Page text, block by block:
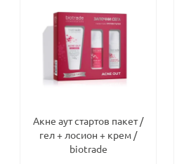
Акне аут стартов пакет /
гел + лосион + крем /
biotrade